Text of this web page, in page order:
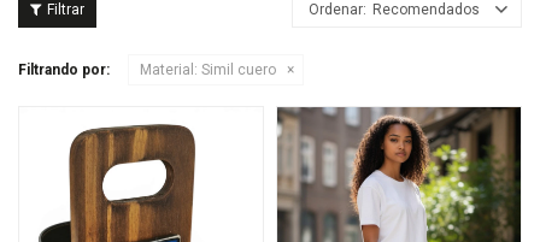
Recomendados
Filtrando por: Material: Simil cuero